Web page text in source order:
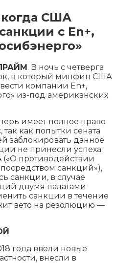
когда США
с En+,
. В ночь с четверга
в который минфин США
компании En+,
из-под американских
имеет полное право
так как попытки сената
заблокировать данное
не принесли успеха.
(«О противодействии
санкций»),
санкции, в случае
двумя палатами
санкции в течение
вето на резолюцию —
года ввели новые
внесли в